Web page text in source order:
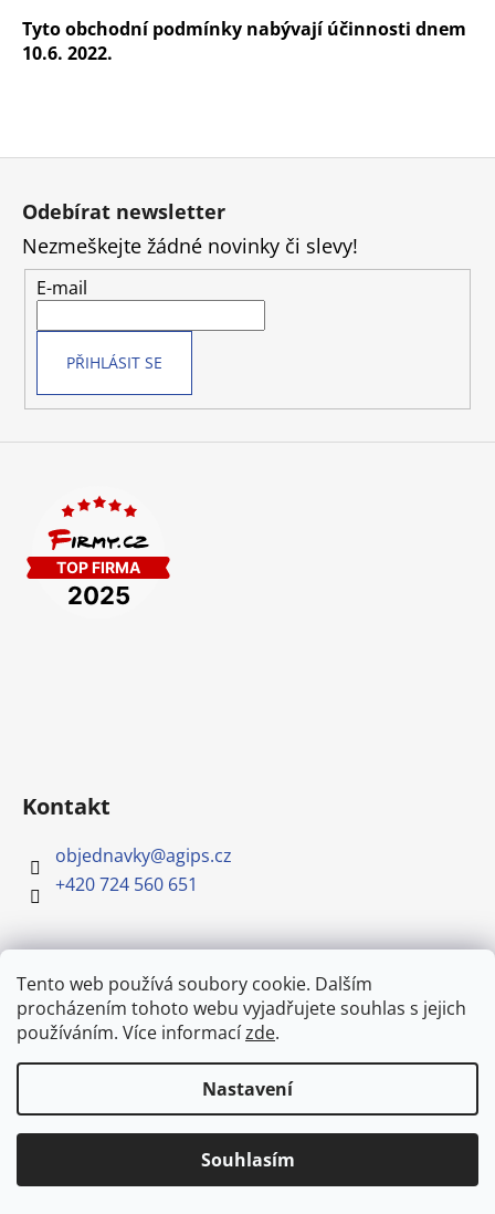
Tento web používá soubory cookie. Dalším
procházením tohoto webu vyjadřujete souhlas s jejich
používáním. Více informacízde.
Nastavení
Souhlasím
Doprava stavebnin po Mělníku od
250,- Kč. (bez DPH)
Tyto obchodní podmínky nabývají účinnosti dnem
10.6. 2022.
Z
Odebírat newsletter
Nezmeškejte žádné novinky či slevy!
E-mail
PŘIHLÁSIT SE
Kontakt
objednavky@agips.cz
+420 724 560 651
Informace pro vás
Podmínky ochrany osobních údajů
Obchodní podmínky